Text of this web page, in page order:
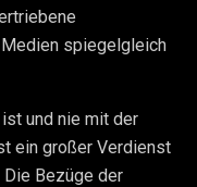
spiegelgleich
und nie mit der
ein großer Verdienst
Bezüge der